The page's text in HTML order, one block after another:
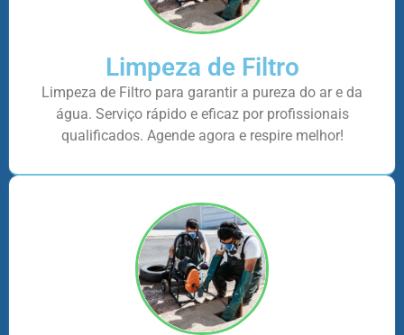
Limpeza de Filtro
Limpeza de Filtro para garantir a pureza do ar e da
água. Serviço rápido e eficaz por profissionais
qualificados. Agende agora e respire melhor!